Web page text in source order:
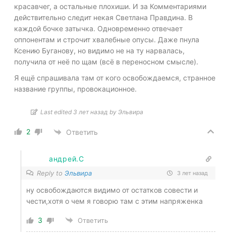
красавчег, а остальные плохиши. И за Комментариями
действительно следит некая Светлана Правдина. В
каждой бочке затычка. Одновременно отвечает
оппонентам и строчит хвалебные опусы. Даже пнула
Ксению Буганову, но видимо не на ту нарвалась,
получила от неё по щам (всё в переносном смысле).
Я ещё спрашивала там от кого освобождаемся, странное
название группы, провокационное.
Last edited 3 лет назад by Эльвира
2 Ответить
андрей.С
Reply to Эльвира 3 лет назад
ну освобождаются видимо от остатков совести и
чести,хотя о чем я говорю там с этим напряженка
3 Ответить